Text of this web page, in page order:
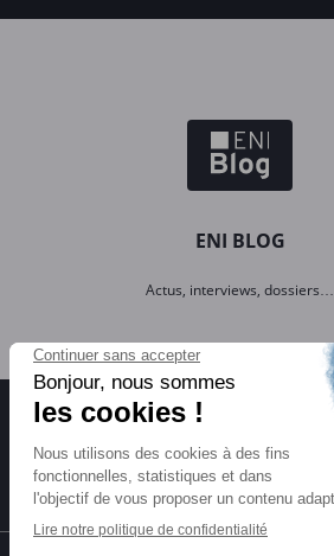
ENI BLOG
Actus, interviews, dossiers…